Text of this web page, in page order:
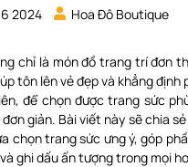
2024 Hoa Đô Boutique
chỉ là món đồ trang trí đơn
tôn lên vẻ đẹp và khẳng định
để chọn được trang sức
giản. Bài viết này sẽ chia
chọn trang sức ưng ý, góp
ghi dấu ấn tượng trong mọi